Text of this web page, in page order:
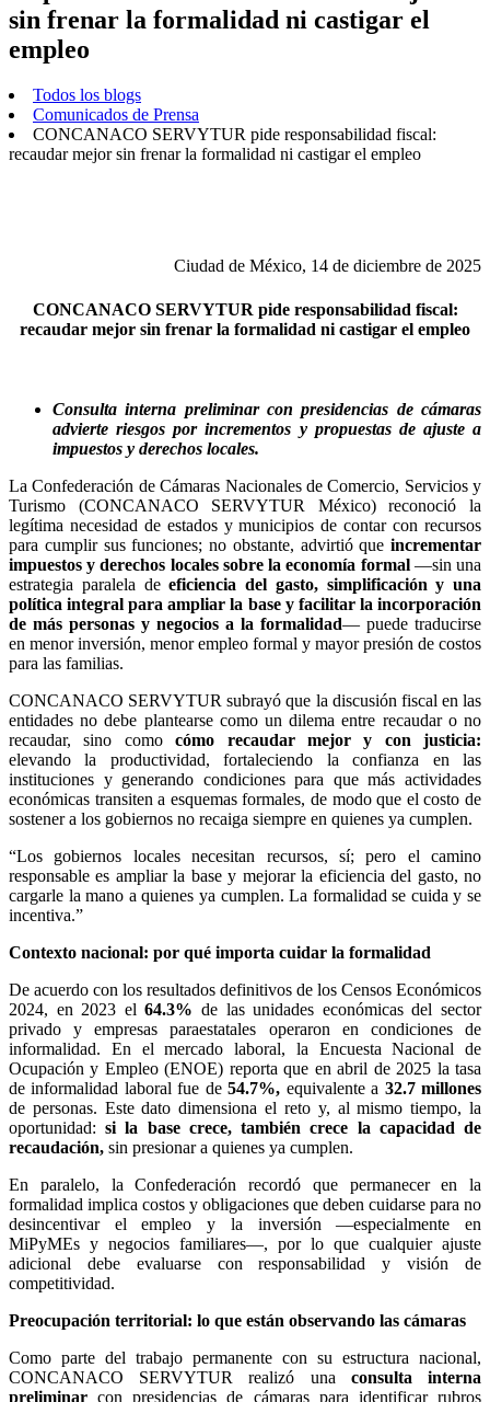
sin frenar la formalidad ni castigar el
empleo
Todos los blogs
Comunicados de Prensa
CONCANACO SERVYTUR pide responsabilidad fiscal:
recaudar mejor sin frenar la formalidad ni castigar el empleo
Ciudad de México, 14 de diciembre de 2025
CONCANACO SERVYTUR pide responsabilidad fiscal:
recaudar mejor sin frenar la formalidad ni castigar el empleo
Consulta interna preliminar con presidencias de cámaras
advierte riesgos por incrementos y propuestas de ajuste a
impuestos y derechos locales.
La Confederación de Cámaras Nacionales de Comercio, Servicios y
Turismo (CONCANACO SERVYTUR México) reconoció la
legítima necesidad de estados y municipios de contar con recursos
para cumplir sus funciones; no obstante, advirtió que incrementar
impuestos y derechos locales sobre la economía formal —sin una
estrategia paralela deeficiencia del gasto, simplificación y una
política integral para ampliar la base y facilitar la incorporación
de más personas y negocios a la formalidad— puede traducirse
en menor inversión, menor empleo formal y mayor presión de costos
para las familias.
CONCANACO SERVYTUR subrayó que la discusión fiscal en las
entidades no debe plantearse como un dilema entre recaudar o no
recaudar, sino comocómo recaudar mejor y con justicia:
elevando la productividad, fortaleciendo la confianza en las
instituciones y generando condiciones para que más actividades
económicas transiten a esquemas formales, de modo que el costo de
sostener a los gobiernos no recaiga siempre en quienes ya cumplen.
“Los gobiernos locales necesitan recursos, sí; pero el camino
responsable es ampliar la base y mejorar la eficiencia del gasto, no
cargarle la mano a quienes ya cumplen. La formalidad se cuida y se
incentiva.”
Contexto nacional: por qué importa cuidar la formalidad
De acuerdo con los resultados definitivos de los Censos Económicos
2024, en 2023 el64.3% de las unidades económicas del sector
privado y empresas paraestatales operaron en condiciones de
informalidad. En el mercado laboral, la Encuesta Nacional de
Ocupación y Empleo (ENOE) reporta que en abril de 2025 la tasa
de informalidad laboral fue de54.7%, equivalente a 32.7 millones
de personas. Este dato dimensiona el reto y, al mismo tiempo, la
oportunidad:si la base crece, también crece la capacidad de
recaudación, sin presionar a quienes ya cumplen.
En paralelo, la Confederación recordó que permanecer en la
formalidad implica costos y obligaciones que deben cuidarse para no
desincentivar el empleo y la inversión —especialmente en
MiPyMEs y negocios familiares—, por lo que cualquier ajuste
adicional debe evaluarse con responsabilidad y visión de
competitividad.
Preocupación territorial: lo que están observando las cámaras
Como parte del trabajo permanente con su estructura nacional,
CONCANACO SERVYTUR realizó una consulta interna
preliminar con presidencias de cámaras para identificar rubros